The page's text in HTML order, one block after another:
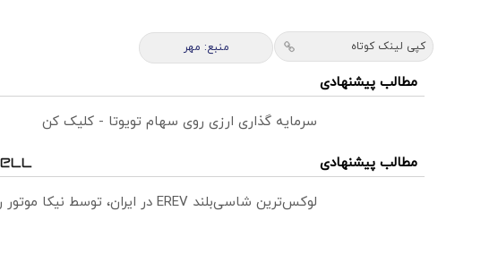
کپی لینک کوتاه منبع: مهر
مطالب پیشنهادی
سرمایه گذاری ارزی روی سهام تویوتا - کلیک کن
مطالب پیشنهادی
لوکس‌ترین شاسی‌بلند EREV در ایران، توسط نیکا موتور رونمایی شد!